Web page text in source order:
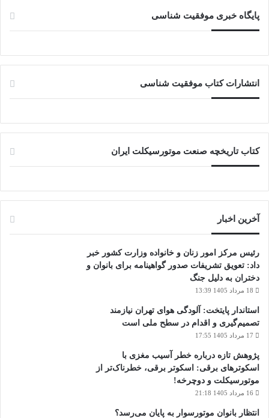
پایگاه خبری موفقیت شناسی
انتشارات کتاب موفقیت شناسی
کتاب تاریخچه صنعت موتورسیکلت ایران
آخرین اخبار
رئیس مرکز امور زنان و خانواده وزارت کشور خبر
داد: تعویق تشریفات صدور گواهینامه برای بانوان و
دختران به دلیل جنگ
18 مرداد 1405 13:39
استاندار پایتخت: آلودگی هوای تهران نیازمند
تصمیم‌گیری و اقدام در سطح ملی است
17 مرداد 1405 17:55
پژوهش تازه درباره خطر آسیب مغزی با
اسکوترهای برقی: اسکوتر برقی، خطرناک‌تر از
موتورسیکلت و دوچرخه!
16 مرداد 1405 21:18
انتظار بانوان موتورسوار به پایان می‌رسد؟